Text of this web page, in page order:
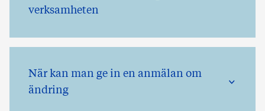
verksamheten
När kan man ge in en anmälan om
ändring